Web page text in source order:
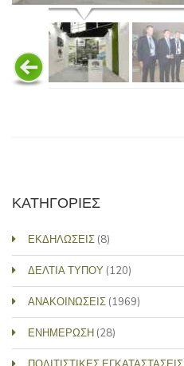
ΚΑΤΗΓΟΡΙΕΣ
ΕΚΔΗΛΩΣΕΙΣ (8)
ΔΕΛΤΙΑ ΤΥΠΟΥ (120)
ΑΝΑΚΟΙΝΩΣΕΙΣ (1969)
ΕΝΗΜΕΡΩΣΗ (28)
ΠΟΛΙΤΙΣΤΙΚΕΣ ΕΓΚΑΤΑΣΤΑΣΕΙΣ